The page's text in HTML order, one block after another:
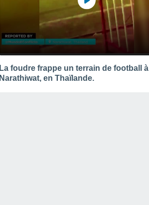
La foudre frappe un terrain de football à
Narathiwat, en Thaïlande.